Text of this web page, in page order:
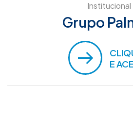
Institucional
Grupo
E